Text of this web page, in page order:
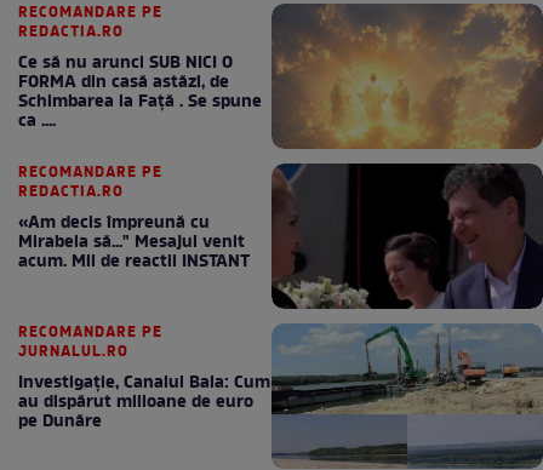
RECOMANDARE PE
REDACTIA.RO
Ce să nu arunci SUB NICI O
FORMA din casă astăzi, de
Schimbarea la Față . Se spune
ca ....
RECOMANDARE PE
REDACTIA.RO
«Am decis împreună cu
Mirabela să..." Mesajul venit
acum. Mii de reactii INSTANT
RECOMANDARE PE
JURNALUL.RO
Investigație, Canalul Bala: Cum
au dispărut milioane de euro
pe Dunăre